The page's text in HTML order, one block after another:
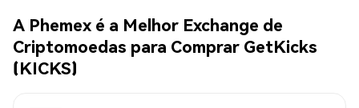
A Phemex é a Melhor Exchange de
Criptomoedas para Comprar GetKicks
(KICKS)